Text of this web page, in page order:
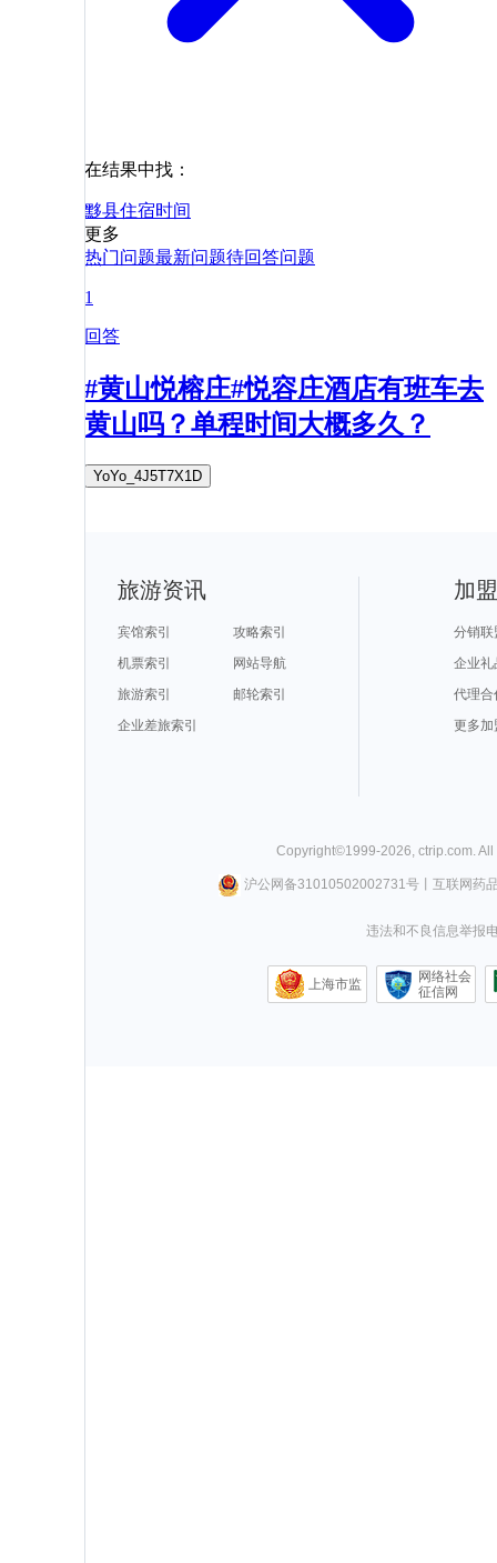
在结果中找：
黟县住宿时间
更多
热门问题最新问题待回答问题
1
回答
#黄山悦榕庄#悦容庄酒店有班车去
黄山吗？单程时间大概多久？
YoYo_4J5T7X1D
旅游资讯
宾馆索引
攻略索引
机票索引
网站导航
旅游索引
邮轮索引
企业差旅索引
加
分销联
企业礼
代理合
更多加
Copyright©1999-2026 ctrip.com .
沪公网备31010502002731号丨 互联网药
违法和不良信息举报
上海市监
网络社会
征信网